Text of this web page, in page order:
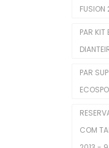
POLIA
PAR KIT
PAR
COM